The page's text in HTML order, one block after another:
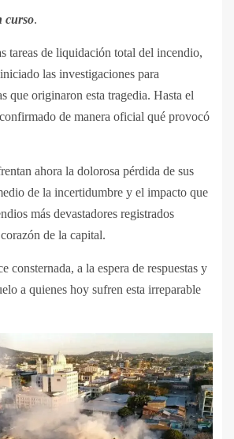
curso.
tareas de liquidación total del incendio,
las investigaciones para
que originaron esta tragedia. Hasta el
de manera oficial qué provocó
ahora la dolorosa pérdida de sus
de la incertidumbre y el impacto que
más devastadores registrados
de la capital.
consternada, a la espera de respuestas y
a quienes hoy sufren esta irreparable